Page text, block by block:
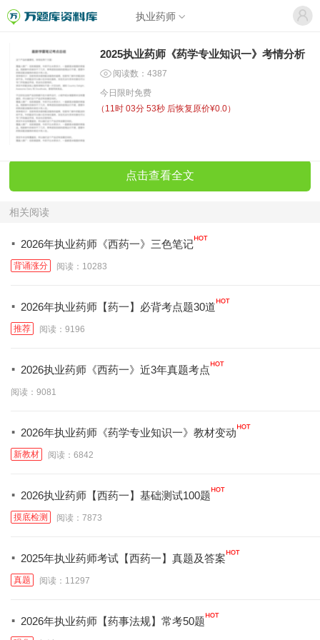
执业药师
2025执业药师《药学专业知识一》考情分析
阅读数：4387
今日限时免费
（ 11时 03分 53秒 后恢复原价¥0.0）
点击查看全文
相关阅读
· 2026年执业药师《西药一》三色笔记
背诵涨分 阅读：10283
· 2026年执业药师【药一】必背考点题30道
推荐 阅读：9196
· 2026执业药师《西药一》近3年真题考点
阅读：9081
· 2026年执业药师《药学专业知识一》教材变动
新教材 阅读：6842
· 2026执业药师【西药一】基础测试100题
摸底检测 阅读：7873
· 2025年执业药师考试【西药一】真题及答案
真题 阅读：11297
· 2026年执业药师【药事法规】常考50题